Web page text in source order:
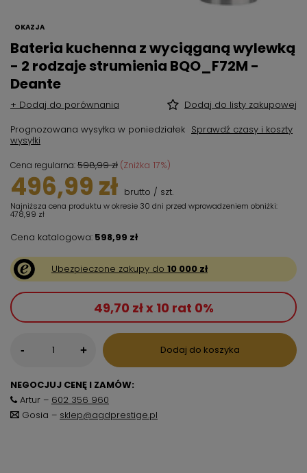
OKAZJA
Bateria kuchenna z wyciąganą wylewką
- 2 rodzaje strumienia BQO_F72M -
Deante
+ Dodaj do porównania
Dodaj do listy zakupowej
Prognozowana wysyłka w poniedziałek Sprawdź czasy i koszty
wysyłki
Cena regularna:598,99 zł (Zniżka 17%)
496,99 zł brutto / szt.
Najniższa cena produktu w okresie 30 dni przed wprowadzeniem obniżki:
478,99 zł
Cena katalogowa: 598,99 zł
Ubezpieczone zakupy do 10 000 zł
49,70 zł x 10 rat 0%
- + Dodaj do koszyka
NEGOCJUJ CENĘ I ZAMÓW:
Artur – 602 356 960
Gosia – sklep@agdprestige.pl